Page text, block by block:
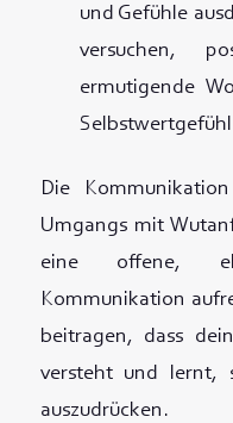
und Gefühle
versuchen,
ermutigende
Die
Umgangs mit
eine offene,
Kommunikation
beitragen, dass
versteht und lernt,
auszudrücken.